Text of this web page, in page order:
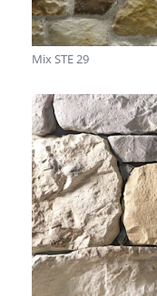
Mix STE 29